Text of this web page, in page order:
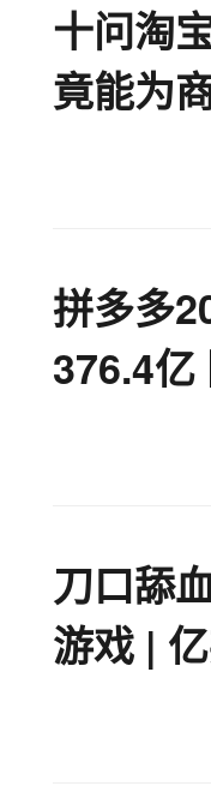
十问淘
竟能为
拼多多
376.4亿
刀口舔
游戏 |